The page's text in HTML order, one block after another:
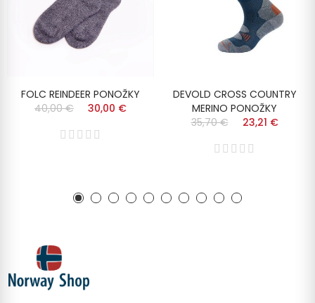
FOLC REINDEER PONOŽKY
40,00 €
30,00 €
DEVOLD CROSS COUNTRY
MERINO PONOŽKY
35,70 €
23,21 €